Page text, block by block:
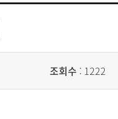
조회수 : 1222